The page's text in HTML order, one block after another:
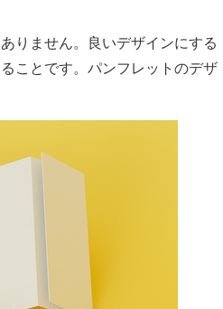
りません。良いデザインにする
ことです。パンフレットのデザ